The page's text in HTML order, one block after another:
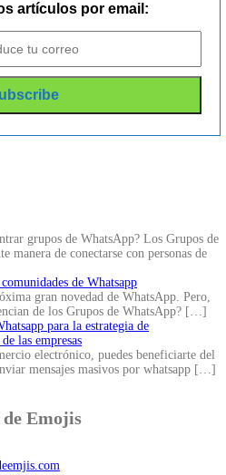
artículos por email:
grupos de WhatsApp? Los Grupos de
manera de conectarse con personas de
de Whatsapp
gran novedad de WhatsApp. Pero,
de los Grupos de WhatsApp? […]
para la estrategia de
las empresas
electrónico, puedes beneficiarte del
mensajes masivos por whatsapp […]
de Emojis